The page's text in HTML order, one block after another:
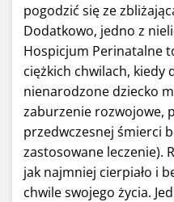
pogodzić się ze
Dodatkowo, jedno z
Hospicjum Perinatalne
ciężkich chwilach, kiedy
nienarodzone dziecko
zaburzenie rozwojowe,
przedwczesnej śmierci
zastosowane leczenie).
jak najmniej cierpiało i
chwile swojego życia.